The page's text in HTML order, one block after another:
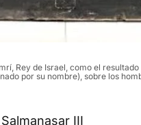
Rey de Israel, como el
por su nombre), sobre los
III